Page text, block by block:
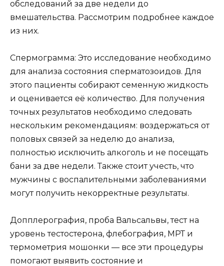
обследований за две недели до
вмешательства. Рассмотрим подробнее каждое
из них.
Спермограмма: Это исследование необходимо
для анализа состояния сперматозоидов. Для
этого пациенты собирают семенную жидкость
и оценивается её количество. Для получения
точных результатов необходимо следовать
нескольким рекомендациям: воздержаться от
половых связей за неделю до анализа,
полностью исключить алкоголь и не посещать
бани за две недели. Также стоит учесть, что
мужчины с воспалительными заболеваниями
могут получить некорректные результаты.
Допплерография, проба Вальсальвы, тест на
уровень тестостерона, флебография, МРТ и
термометрия мошонки — все эти процедуры
помогают выявить состояние и